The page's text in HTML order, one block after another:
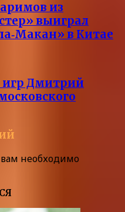
из
выиграл
в Китае
Дмитрий
необходимо